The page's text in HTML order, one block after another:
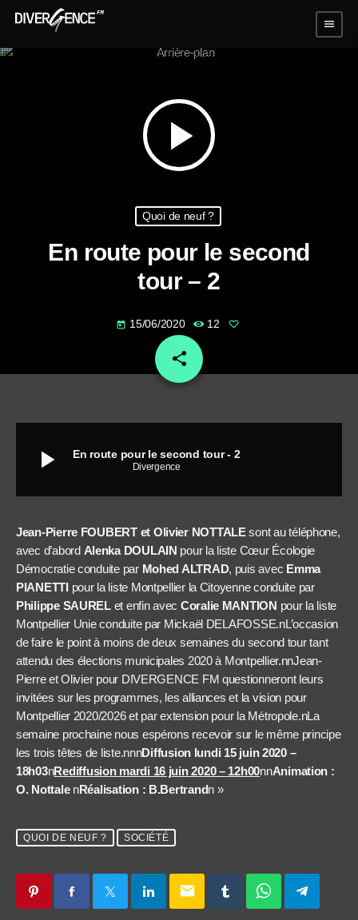
menu
play_arrow
Quoi de neuf ?
En route pour le second
tour – 2
today 15/06/2020 12
share
email
play_arrow En route pour le second tour - 2
Divergence
Jean-Pierre FOUBERT et Olivier NOTTALEsont au téléphone,
avec d’abord Alenka DOULAIN pour la liste Cœur Écologie
Démocratie conduite par Mohed ALTRAD, puis avec Emma
PIANETTIpour la liste Montpellier la Citoyenne conduite par
Philippe SAURELet enfin avec Coralie MANTION pour la liste
Montpellier Unie conduite par Mickaël DELAFOSSE.nL’occasion
de faire le point à moins de deux semaines du second tour tant
attendu des élections municipales 2020 à Montpellier.nnJean-
Pierre et Olivier pour DIVERGENCE FM questionneront leurs
invitées sur les programmes, les alliances et la vision pour
Montpellier 2020/2026 et par extension pour la Métropole.nLa
semaine prochaine nous espérons recevoir sur le même principe
les trois têtes de liste.nnnDiffusion lundi 15 juin 2020 –
18h03nRediffusion mardi 16 juin 2020 – 12h00nnAnimation :
O. Nottale nRéalisation : B.Bertrandn »
QUOI DE NEUF ? SOCIÉTÉ
email